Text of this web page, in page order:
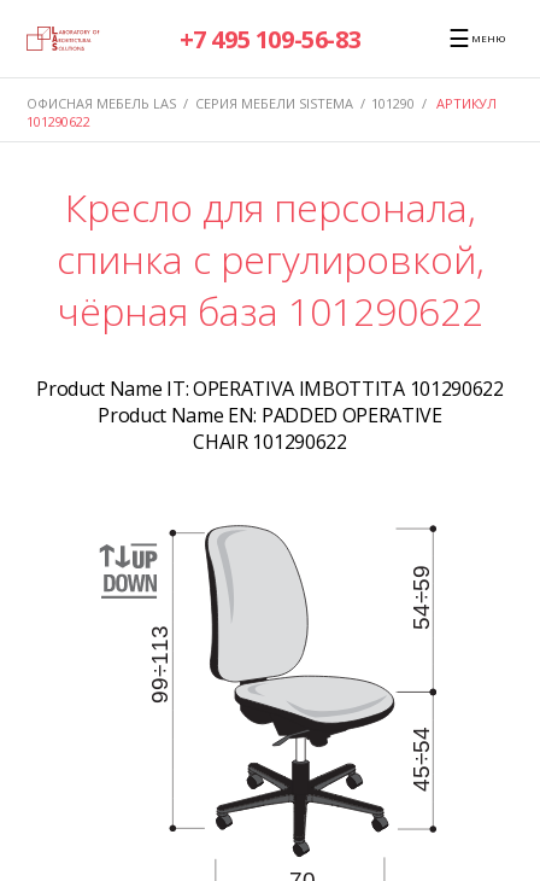
+7 495 109-56-83 ☰ МЕНЮ
ОФИСНАЯ МЕБЕЛЬ LAS / СЕРИЯ МЕБЕЛИ SISTEMA / 101290 / АРТИКУЛ
101290622
Кресло для персонала,
спинка c регулировкой,
чёрная база 101290622
Product Name IT:OPERATIVA IMBOTTITA 101290622
Product Name EN: PADDED OPERATIVE
CHAIR 101290622